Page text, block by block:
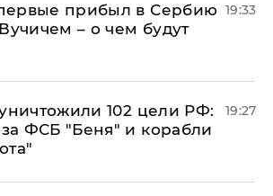
прибыл в Сербию
– о чем будут
19:33
102 цели РФ:
ФСБ "Беня" и корабли
19:27